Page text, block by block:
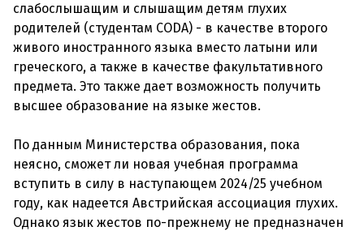
слабослышащим и слышащим детям глухих
родителей (студентам CODA) - в качестве второго
живого иностранного языка вместо латыни или
греческого, а также в качестве факультативного
предмета. Это также дает возможность получить
высшее образование на языке жестов.
По данным Министерства образования, пока
неясно, сможет ли новая учебная программа
вступить в силу в наступающем 2024/25 учебном
году, как надеется Австрийская ассоциация глухих.
Однако язык жестов по-прежнему не предназначен